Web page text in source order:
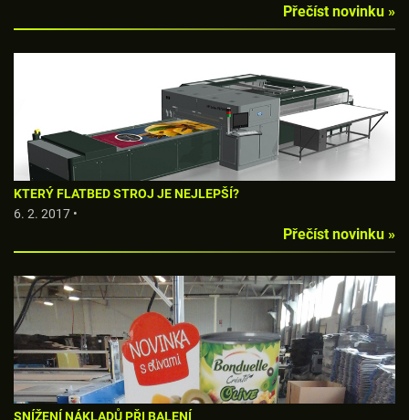
Přečíst novinku »
KTERÝ FLATBED STROJ JE NEJLEPŠÍ?
6. 2. 2017 •
Přečíst novinku »
SNÍŽENÍ NÁKLADŮ PŘI BALENÍ